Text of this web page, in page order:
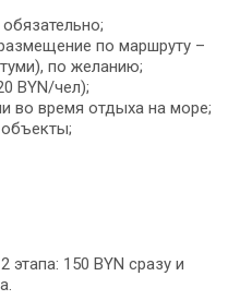
по маршруту –
по желанию;
BYN/чел);
во время отдыха на море;
этапа: 150 BYN сразу и